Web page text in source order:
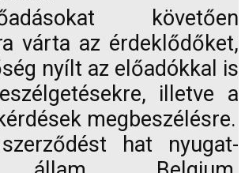
követően
várta az érdeklődőket,
nyílt az előadókkal is
illetve a
megbeszélésre.
hat nyugat-